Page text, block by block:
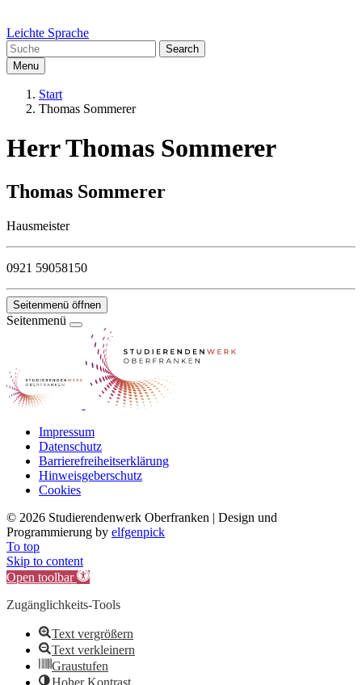
Leichte Sprache
Search
Menu
Start
Thomas Sommerer
Herr Thomas Sommerer
Thomas Sommerer
Hausmeister
0921 59058150
Seitenmenü öffnen
Seitenmenü
Impressum
Datenschutz
Barrierefreiheitserklärung
Hinweisgeberschutz
Cookies
© 2026 Studierendenwerk Oberfranken | Design und
Programmierung by elfgenpick
To top
Skip to content
Open toolbar
Zugänglichkeits-Tools
Text vergrößern
Text verkleinern
Graustufen
Hoher Kontrast